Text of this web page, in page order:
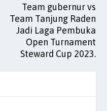
Team gubernur vs
Team Tanjung Raden
Jadi Laga Pembuka
Open Turnament
Steward Cup 2023.